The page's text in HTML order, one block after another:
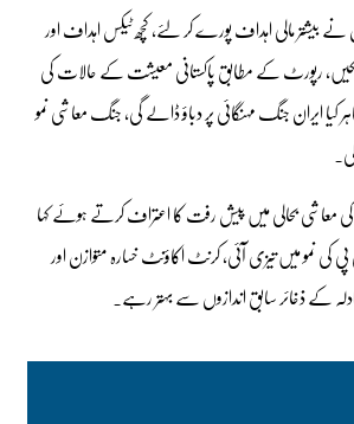
بیشتر مالی اہداف پورے کر لئے، کچھ ٹیکس اہداف اور
رپورٹ کے مطابق پاکستانی معیشت کے حالات کی
ایران جنگ مہنگائی پر دباؤ ڈالے گی، جنگ معاشی نمو
معاشی بحالی میں پیش رفت کا اعتراف کرتے ہوئے کہا
کی نمو میں تیزی آئی، کرنٹ اکاؤنٹ خسارہ متوازن اور
کے ذخائر سابق اندازوں سے بہتر رہے۔